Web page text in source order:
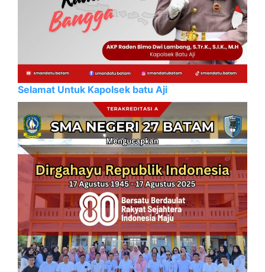
Selamat Untuk Kapolsek batu Aji